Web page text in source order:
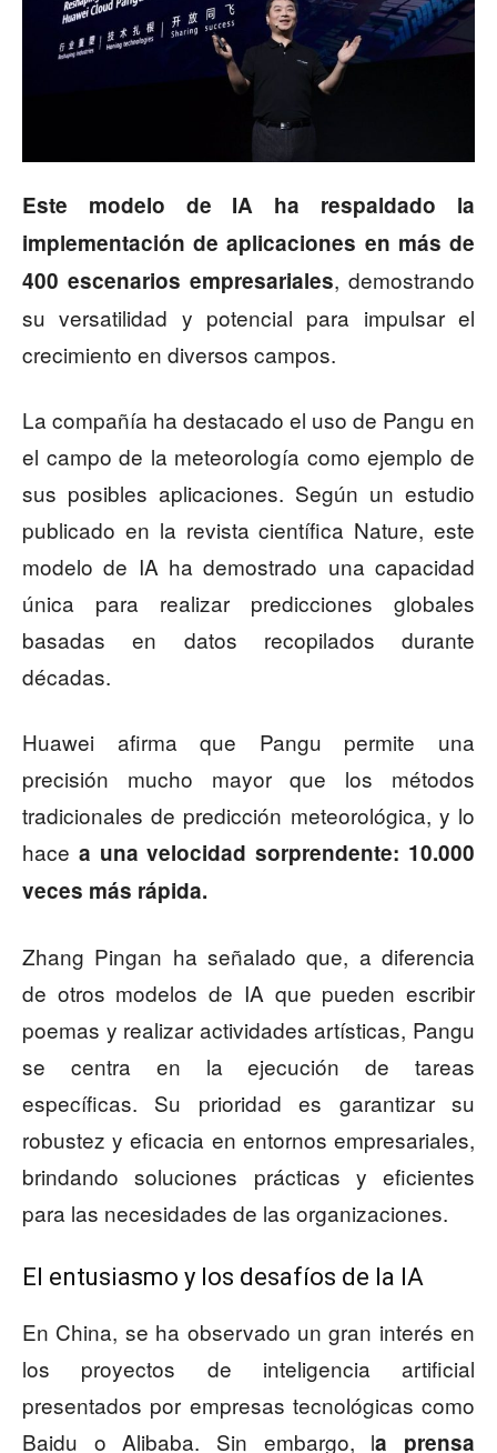
Este modelo de IA ha respaldado la
implementación de aplicaciones en más de
400 escenarios empresariales, demostrando
su versatilidad y potencial para impulsar el
crecimiento en diversos campos.
La compañía ha destacado el uso de Pangu en
el campo de la meteorología como ejemplo de
sus posibles aplicaciones. Según un estudio
publicado en la revista científica Nature, este
modelo de IA ha demostrado una capacidad
única para realizar predicciones globales
basadas en datos recopilados durante
décadas.
Huawei afirma que Pangu permite una
precisión mucho mayor que los métodos
tradicionales de predicción meteorológica, y lo
hace a una velocidad sorprendente: 10.000
veces más rápida.
Zhang Pingan ha señalado que, a diferencia
de otros modelos de IA que pueden escribir
poemas y realizar actividades artísticas, Pangu
se centra en la ejecución de tareas
específicas. Su prioridad es garantizar su
robustez y eficacia en entornos empresariales,
brindando soluciones prácticas y eficientes
para las necesidades de las organizaciones.
El entusiasmo y los desafíos de la IA
En China, se ha observado un gran interés en
los proyectos de inteligencia artificial
presentados por empresas tecnológicas como
Baidu o Alibaba. Sin embargo, la prensa